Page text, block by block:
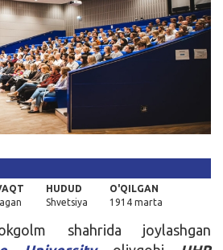
HUDUD
Shvetsiya
O'QILGAN
1914 marta
shahrida joylashgan